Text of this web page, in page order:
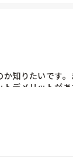
知りたいです
デメリットが